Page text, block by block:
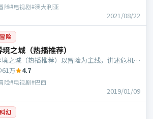
丽·塔图、范伟等主演。
险#电视剧#澳大利亚
2021/08/22
冒险
境之城（热播推荐）
之城（热播推荐）以冒险为主线，讲述危机中
择与人物成长；巴西班底，贾樟柯执导，倪
易烊千玺等主演。
61万 4.7
险#电视剧#巴西
2019/01/09
科幻